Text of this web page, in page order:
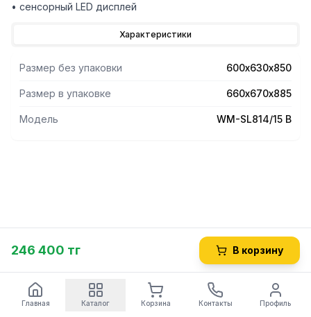
• сенсорный LED дисплей
Характеристики
Размер без упаковки 600х630х850
Размер в упаковке 660х670х885
Модель WM-SL814/15 B
246 400 тг В корзину
Главная Каталог Корзина Контакты Профиль